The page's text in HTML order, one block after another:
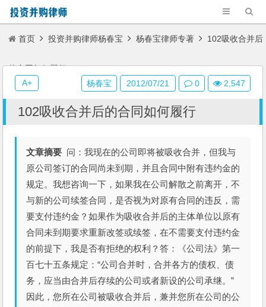
首页 投资并购律师杨春宝 杨春宝律师专著 102吸收合并后
的合同如何履行
102吸收合并后的合同如何履行
文章摘要 问：我现在的公司即将被吸收合并，但我与
原公司签订的合同尚未到期，并且合同中附有违约金的
规定。我想咨询一下，如果我在公司解散之前离开，不
与新的公司续签合同，是否视为对原有合同的违反，需
要支付违约金？如果作为吸收合并后的主体单位以原有
合同未到期要求重新改签或续签，在不需要支付违约金
的前提下，我是否有拒绝的权利？答：《公司法》第一
百七十五条规定：“公司合并时，合并各方的债权、债
务，应当由合并后存续的公司或者新设的公司承继。”
因此，您所在公司被吸收合并后，兼并您所在公司的公
杨春宝 2012/07/21 0 2,547
A+